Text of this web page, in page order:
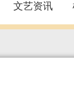
文艺资讯